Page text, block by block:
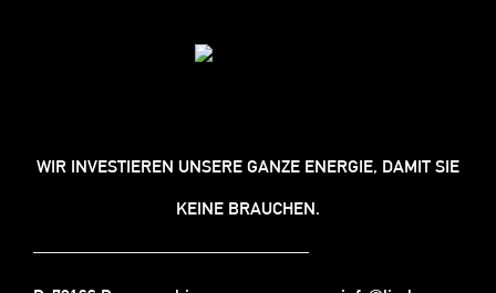
WIR INVESTIEREN UNSERE GANZE ENERGIE, DAMIT SIE
KEINE BRAUCHEN.